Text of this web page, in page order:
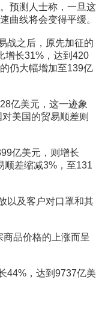
预测人士称，一旦这
曲线将会变得平缓。
战之后，原先加征的
增长31%，达到420
仍大幅增加至139亿
亿美元，这一迹象
美国的贸易顺差则
亿美元，则增长
顺差缩减3%，至131
以及客户对口罩和其
品价格的上涨而呈
44%，达到9737亿美